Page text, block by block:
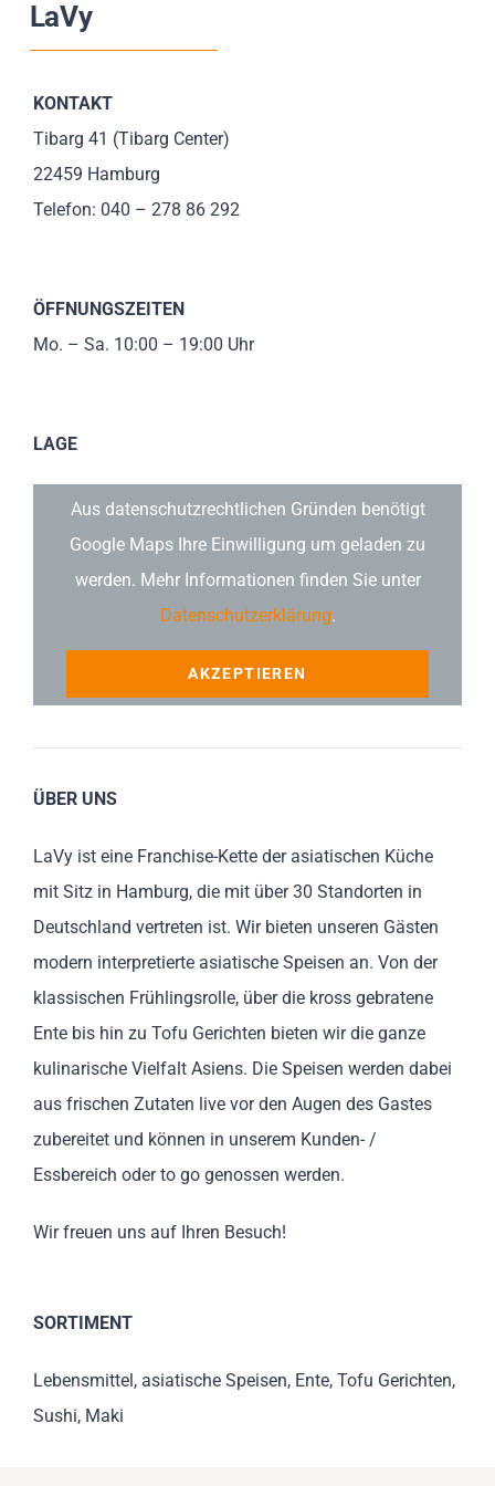
Impressionen
SUCHE
NACH:
LaVy
KONTAKT
Tibarg 41 (Tibarg Center)
22459 Hamburg
Telefon: 040 – 278 86 292
ÖFFNUNGSZEITEN
Mo. – Sa. 10:00 – 19:00 Uhr
LAGE
Aus datenschutzrechtlichen Gründen benötigt
Google Maps Ihre Einwilligung um geladen zu
werden. Mehr Informationen finden Sie unter
Datenschutzerklärung.
AKZEPTIEREN
ÜBER UNS
LaVy ist eine Franchise-Kette der asiatischen Küche
mit Sitz in Hamburg, die mit über 30 Standorten in
Deutschland vertreten ist. Wir bieten unseren Gästen
modern interpretierte asiatische Speisen an. Von der
klassischen Frühlingsrolle, über die kross gebratene
Ente bis hin zu Tofu Gerichten bieten wir die ganze
kulinarische Vielfalt Asiens. Die Speisen werden dabei
aus frischen Zutaten live vor den Augen des Gastes
zubereitet und können in unserem Kunden- /
Essbereich oder to go genossen werden.
Wir freuen uns auf Ihren Besuch!
SORTIMENT
Lebensmittel, asiatische Speisen, Ente, Tofu Gerichten,
Sushi, Maki